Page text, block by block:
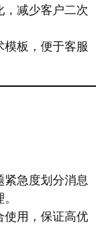
减少客户二次
板，便于客服
急度划分消息
使用，保证高优